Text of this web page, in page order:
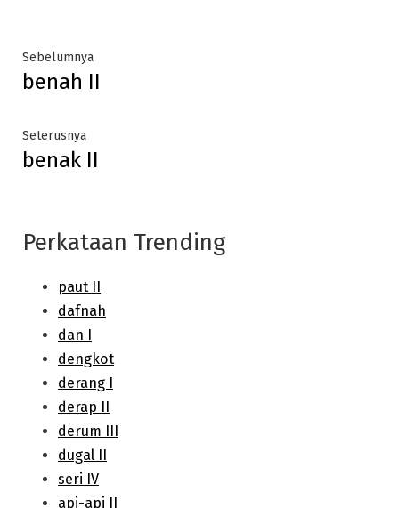
Post
navigation
SebelumnyaPrevious
post:
benah II
SeterusnyaNext
post:
benak II
Perkataan Trending